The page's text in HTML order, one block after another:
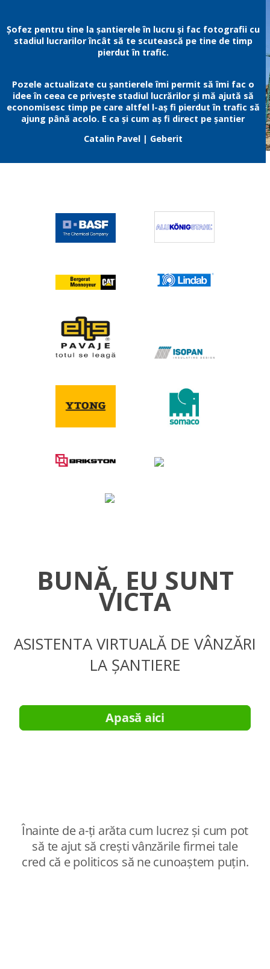
Șofez pentru tine la șantierele în lucru și fac fotografii cu
stadiul lucrarilor încât să te scutească pe tine de timp
pierdut în trafic.
Pozele actualizate cu șantierele îmi permit să îmi fac o
idee în ceea ce privește stadiul lucrărilor și mă ajută să
economisesc timp pe care altfel l-aș fi pierdut în trafic să
ajung până acolo. E ca și cum aș fi direct pe șantier
Catalin Pavel| Geberit
BUNĂ, EU SUNT
VICTA
ASISTENTA VIRTUALĂ DE VÂNZĂRI
LA ȘANTIERE